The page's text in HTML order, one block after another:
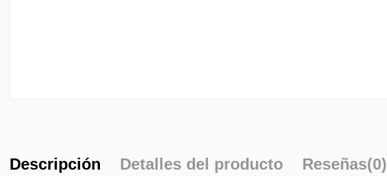
Descripción Detalles del producto Reseñas(0)